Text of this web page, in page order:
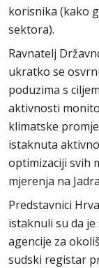
korisnika (kako
sektora).
Ravnatelj
ukratko se
poduzima s
aktivnosti
klimatske
istaknuta
optimizaciji svih
mjerenja na
Predstavnici
istaknuli su da
agencije za
sudski registar